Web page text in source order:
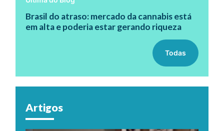
Brasil do atraso: mercado da cannabis está
em alta e poderia estar gerando riqueza
Todas
Artigos